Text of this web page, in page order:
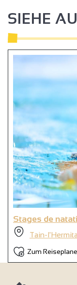
SIEHE
Stages de
Tain-
Zum